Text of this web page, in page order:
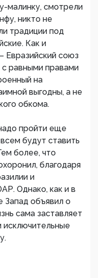
малинку, смотрели
никто не
традиции под
Как и
Евразийский союз
равными правами
на
выгодны, а не
обкома.
пройти еще
будут ставить
более, что
благодаря
и
Однако, как и в
Запад объявил о
сама заставляет
исключительные